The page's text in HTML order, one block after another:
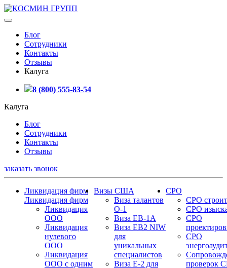
Блог
Сотрудники
Контакты
Отзывы
Калуга
8 (800) 555-83-54
Калуга
Блог
Сотрудники
Контакты
Отзывы
заказать звонок
Ликвидация фирм
Ликвидация фирм
Ликвидация
ООО
Ликвидация
нулевого
ООО
Ликвидация
ООО с одним
Визы США
Виза талантов
О-1
Виза EB-1A
Виза EB2 NIW
для
уникальных
специалистов
Виза E-2 для
СРО
СРО
СРО
СРО
СРО
проверок